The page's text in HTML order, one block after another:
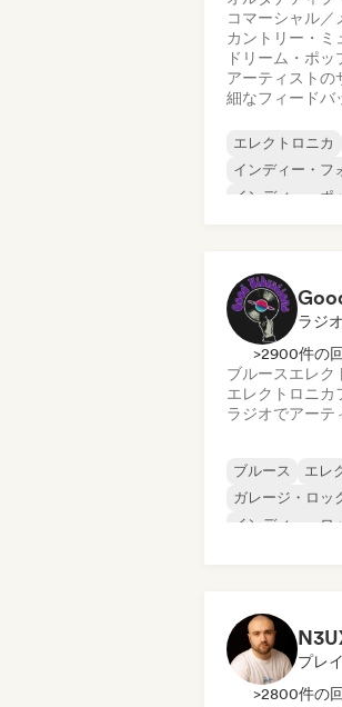
コマーシャル／
カントリー・ミ
ドリーム・ポッ
アーティストの
細なフィードバ
エレクトロニカ
インディー・フ
インディー・ポ
ック
ラジ
>2900件の
ブルースエレク
エレクトロニカ
ラジオでアーテ
ブルース
エレ
ガレージ・ロッ
インディー・ロ
ック
プレ
>2800件の